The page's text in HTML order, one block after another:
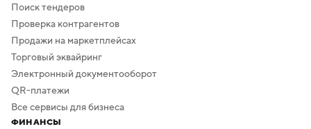
Поиск тендеров
Проверка контрагентов
Продажи на маркетплейсах
Торговый эквайринг
Электронный документооборот
QR-платежи
Все сервисы для бизнеса
ФИНАНСЫ